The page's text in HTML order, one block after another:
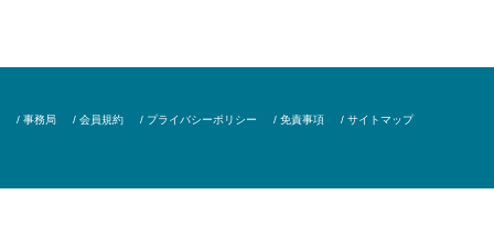
/ 事務局 / 会員規約 / プライバシーポリシー / 免責事項 / サイトマップ